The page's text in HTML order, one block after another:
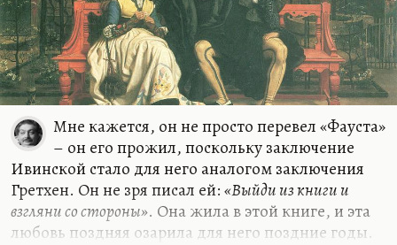
Мне кажется, он не просто перевел «Фауста»
– он его прожил, поскольку заключение
Ивинской стало для него аналогом заключения
Гретхен. Он не зря писал ей:«Выйди из книги и
взгляни со стороны». Она жила в этой книге, и эта
любовь поздняя озарила для него поздние годы.